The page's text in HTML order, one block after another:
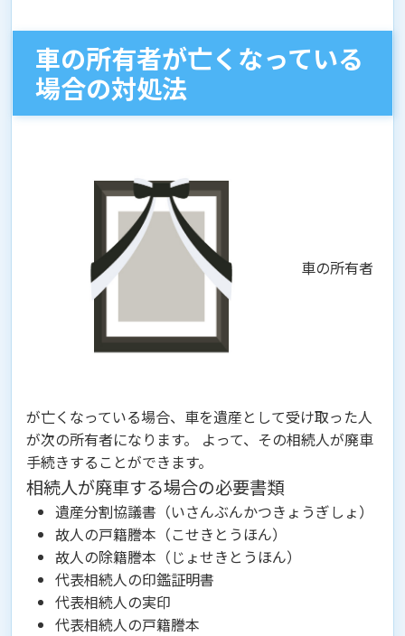
車の所有者が亡くなっている
場合の対処法
車の所有者
が亡くなっている場合、車を遺産として受け取った人
が次の所有者になります。 よって、 その相続人が廃車
手続きすることができます。
相続人が廃車する場合の必要書類
遺産分割協議書（いさんぶんかつきょうぎしょ）
故人の戸籍謄本（こせきとうほん）
故人の除籍謄本（じょせきとうほん）
代表相続人の印鑑証明書
代表相続人の実印
代表相続人の戸籍謄本